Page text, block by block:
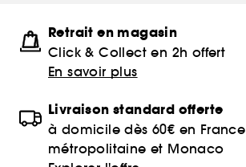
Retrait en magasin
Click & Collect en 2h offert
En savoir plus
Livraison standard offerte
à domicile dès 60€ en France
métropolitaine et Monaco